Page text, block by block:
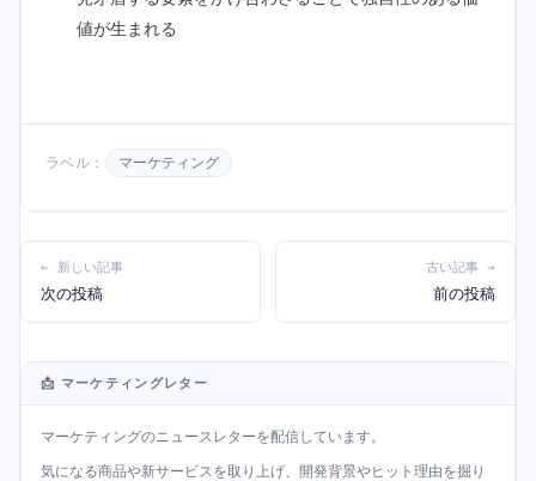
値が生まれる
ラベル： マーケティング
← 新しい記事
次の投稿
古い記事 →
前の投稿
📩 マーケティングレター
マーケティングのニュースレターを配信しています。
気になる商品や新サービスを取り上げ、開発背景やヒット理由を掘り